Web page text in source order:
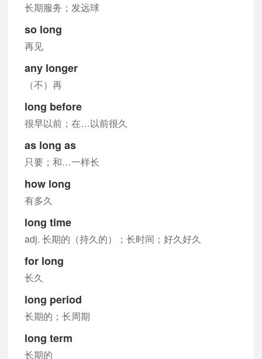
长期服务；发远球
so long
再见
any longer
（不）再
long before
很早以前；在…以前很久
as long as
只要；和…一样长
how long
有多久
long time
adj. 长期的（持久的）；长时间；好久好久
for long
长久
long period
长期的；长周期
long term
长期的